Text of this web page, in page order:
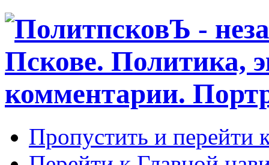
Пропустить и перейти